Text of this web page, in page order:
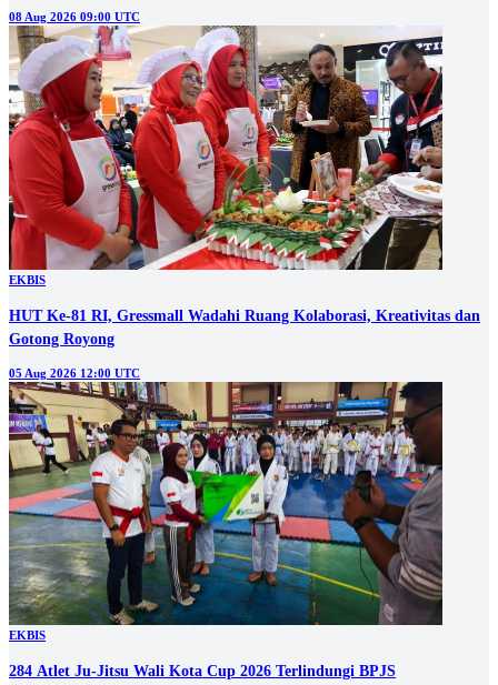
08 Aug 2026 09:00 UTC
EKBIS
HUT Ke-81 RI, Gressmall Wadahi Ruang Kolaborasi, Kreativitas dan
Gotong Royong
05 Aug 2026 12:00 UTC
EKBIS
284 Atlet Ju-Jitsu Wali Kota Cup 2026 Terlindungi BPJS